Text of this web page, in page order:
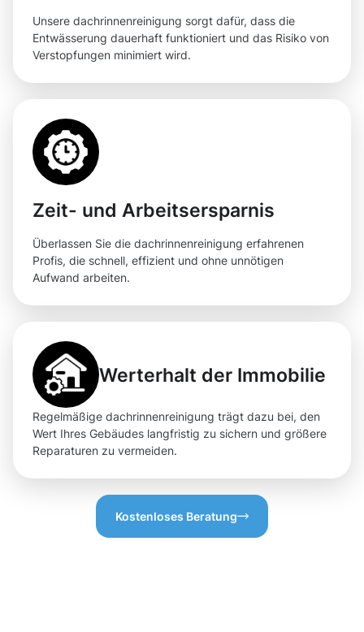
Unsere dachrinnenreinigung sorgt dafür, dass die
Entwässerung dauerhaft funktioniert und das Risiko von
Verstopfungen minimiert wird.
Zeit- und Arbeitsersparnis
Überlassen Sie die dachrinnenreinigung erfahrenen
Profis, die schnell, effizient und ohne unnötigen
Aufwand arbeiten.
Werterhalt der Immobilie
Regelmäßige dachrinnenreinigung trägt dazu bei, den
Wert Ihres Gebäudes langfristig zu sichern und größere
Reparaturen zu vermeiden.
Kostenloses Beratung